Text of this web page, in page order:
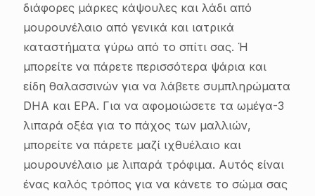
διάφορες μάρκες κάψουλες και λάδι από
μουρουνέλαιο από γενικά και ιατρικά
καταστήματα γύρω από το σπίτι σας. Ή
μπορείτε να πάρετε περισσότερα ψάρια και
είδη θαλασσινών για να λάβετε συμπληρώματα
DHA και EPA. Για να αφομοιώσετε τα ωμέγα-3
λιπαρά οξέα για το πάχος των μαλλιών,
μπορείτε να πάρετε μαζί ιχθυέλαιο και
μουρουνέλαιο με λιπαρά τρόφιμα. Αυτός είναι
ένας καλός τρόπος για να κάνετε το σώμα σας